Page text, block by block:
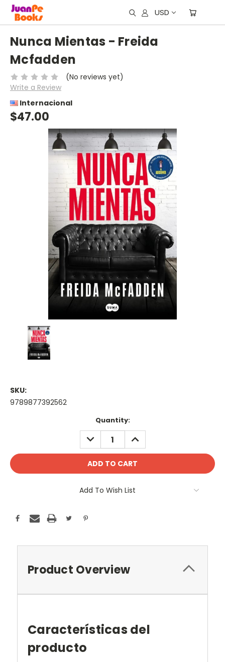
USD
Nunca Mientas - Freida
Mcfadden
(No reviews yet)
Write a Review
Internacional
$47.00
SKU:
9789877392562
Quantity:
DECREASE
QUANTITY:
INCREASE
QUANTITY:
Add To Wish List
Product Overview
Características del
producto